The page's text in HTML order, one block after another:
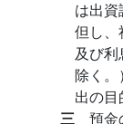
は出資
但し、
及び
除く。
出の目
三 預金